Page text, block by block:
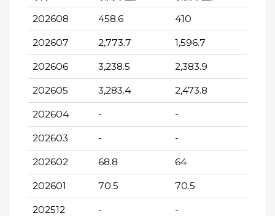
202608 458.6 410
202607 2,773.7 1,596.7
202606 3,238.5 2,383.9
202605 3,283.4 2,473.8
202604 - -
202603 - -
202602 68.8 64
202601 70.5 70.5
202512 - -